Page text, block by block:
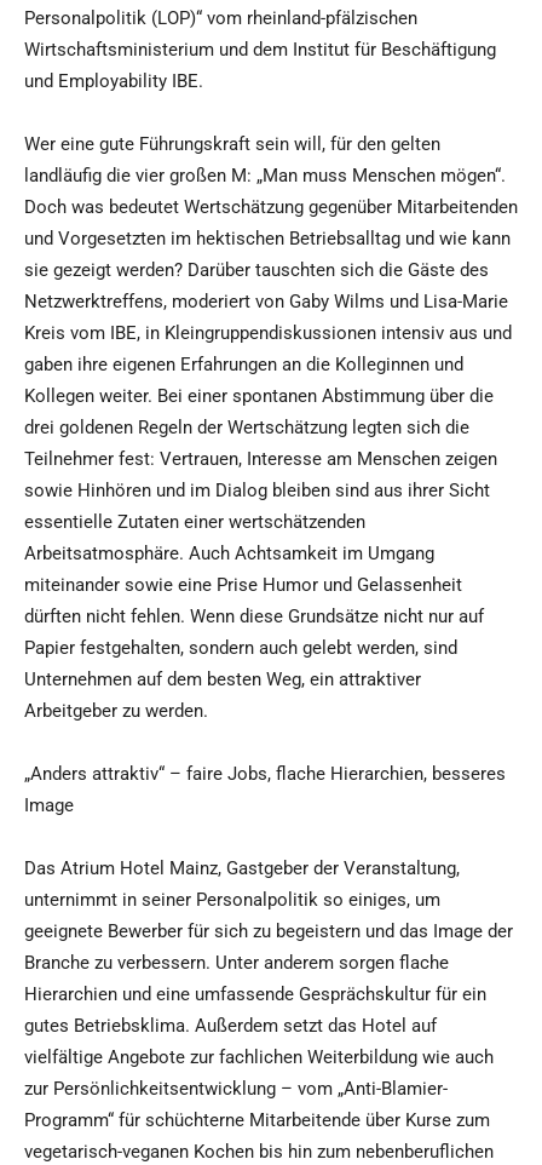
Personalpolitik (LOP)“ vom rheinland-pfälzischen
Wirtschaftsministerium und dem Institut für Beschäftigung
und Employability IBE.
Wer eine gute Führungskraft sein will, für den gelten
landläufig die vier großen M: „Man muss Menschen mögen“.
Doch was bedeutet Wertschätzung gegenüber Mitarbeitenden
und Vorgesetzten im hektischen Betriebsalltag und wie kann
sie gezeigt werden? Darüber tauschten sich die Gäste des
Netzwerktreffens, moderiert von Gaby Wilms und Lisa-Marie
Kreis vom IBE, in Kleingruppendiskussionen intensiv aus und
gaben ihre eigenen Erfahrungen an die Kolleginnen und
Kollegen weiter. Bei einer spontanen Abstimmung über die
drei goldenen Regeln der Wertschätzung legten sich die
Teilnehmer fest: Vertrauen, Interesse am Menschen zeigen
sowie Hinhören und im Dialog bleiben sind aus ihrer Sicht
essentielle Zutaten einer wertschätzenden
Arbeitsatmosphäre. Auch Achtsamkeit im Umgang
miteinander sowie eine Prise Humor und Gelassenheit
dürften nicht fehlen. Wenn diese Grundsätze nicht nur auf
Papier festgehalten, sondern auch gelebt werden, sind
Unternehmen auf dem besten Weg, ein attraktiver
Arbeitgeber zu werden.
„Anders attraktiv“ – faire Jobs, flache Hierarchien, besseres
Image
Das Atrium Hotel Mainz, Gastgeber der Veranstaltung,
unternimmt in seiner Personalpolitik so einiges, um
geeignete Bewerber für sich zu begeistern und das Image der
Branche zu verbessern. Unter anderem sorgen flache
Hierarchien und eine umfassende Gesprächskultur für ein
gutes Betriebsklima. Außerdem setzt das Hotel auf
vielfältige Angebote zur fachlichen Weiterbildung wie auch
zur Persönlichkeitsentwicklung – vom „Anti-Blamier-
Programm“ für schüchterne Mitarbeitende über Kurse zum
vegetarisch-veganen Kochen bis hin zum nebenberuflichen